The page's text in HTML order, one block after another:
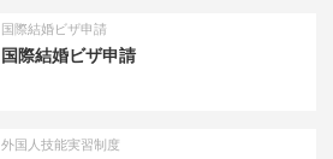
国際結婚ビザ申請
国際結婚ビザ申請
外国人技能実習制度